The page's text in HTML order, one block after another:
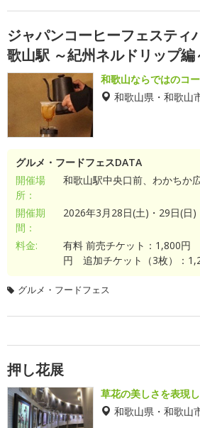
ジャパンコーヒーフェスティ
歌山駅 ～紀州ネルドリップ編
和歌山ならではのコ
和歌山県・和歌山
グルメ・フードフェスDATA
開催場
所：
和歌山駅中央口前、わかちか
開催期
間：
2026年3月28日(土)・29日(日)
料金:
有料 前売チケット：1,800円
円 追加チケット（3枚）：
グルメ・フードフェス
押し花展
草花の美しさを表現
和歌山県・和歌山